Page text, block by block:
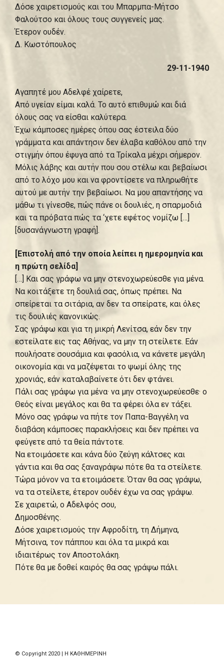
Δόσε χαιρετισμούς και του Μπαρμπα-Μήτσο
Φαλούτσο και όλους τους συγγενείς μας.
Έτερον ουδέν.
Δ. Κωστόπουλος
29-11-1940
Αγαπητέ μου Αδελφέ χαίρετε,
Από υγείαν είμαι καλά. Το αυτό επιθυμώ και διά
όλους σας να είσθαι καλύτερα.
Έχω κάμποσες ημέρες όπου σας έστειλα δύο
γράμματα και απάντησιν δεν έλαβα καθόλου από την
στιγμήν όπου έφυγα από τα Τρίκαλα μέχρι σήμερον.
Μόλις λάβης και αυτήν που σου στέλω και βεβαίωσι
από το λόχο μου και να φροντίσετε να πληρωθήτε
αυτού με αυτήν την βεβαίωσι. Να μου απαντήσης να
μάθω τι γίνεσθε, πώς πάνε οι δουλιές, η σπαρμοδιά
και τα πρόβατα πώς τα ‘χετε εφέτος νομίζω […]
[δυσανάγνωστη γραφή].
[Επιστολή από την οποία λείπει η ημερομηνία και
η πρώτη σελίδα]
[…] Και σας γράφω να μην στενοχωρεύεσθε για μένα.
Να κοιτάξετε τη δουλιά σας, όπως πρέπει. Να
σπείρεται τα σιτάρια, αν δεν τα σπείρατε, και όλες
τις δουλιές κανονικώς.
Σας γράφω και για τη μικρή Λενίτσα, εάν δεν την
εστείλατε εις τας Αθήνας, να μην τη στείλετε. Εάν
πουλήσατε σουσάμια και φασόλια, να κάνετε μεγάλη
οικονομία και να μαζέψεται το ψωμί όλης της
χρονιάς, εάν καταλαβαίνετε ότι δεν φτάνει.
Πάλι σας γράφω για μένα· να μην στενοχωρεύεσθε· ο
Θεός είναι μεγάλος και θα τα φέρει όλα εν τάξει.
Μόνο σας γράφω να πήτε τον Παπα-Βαγγέλη να
διαβάση κάμποσες παρακλήσεις και δεν πρέπει να
φεύγετε από τα θεία πάντοτε.
Να ετοιμάσετε και κάνα δύο ζεύγη κάλτσες και
γάντια και θα σας ξαναγράψω πότε θα τα στείλετε.
Τώρα μόνον να τα ετοιμάσετε. Όταν θα σας γράψω,
να τα στείλετε, έτερον ουδέν έχω να σας γράψω.
Σε χαιρετώ, ο Αδελφός σου,
Δημοσθένης.
Δόσε χαιρετισμούς την Αφροδίτη, τη Δήμηνα,
Μήτσινα, τον πάππου και όλα τα μικρά και
ιδιαιτέρως τον Αποστολάκη.
Πότε θα με δοθεί καιρός θα σας γράψω πάλι.
© Copyright 2020 | Η ΚΑΘΗΜΕΡΙΝΗ